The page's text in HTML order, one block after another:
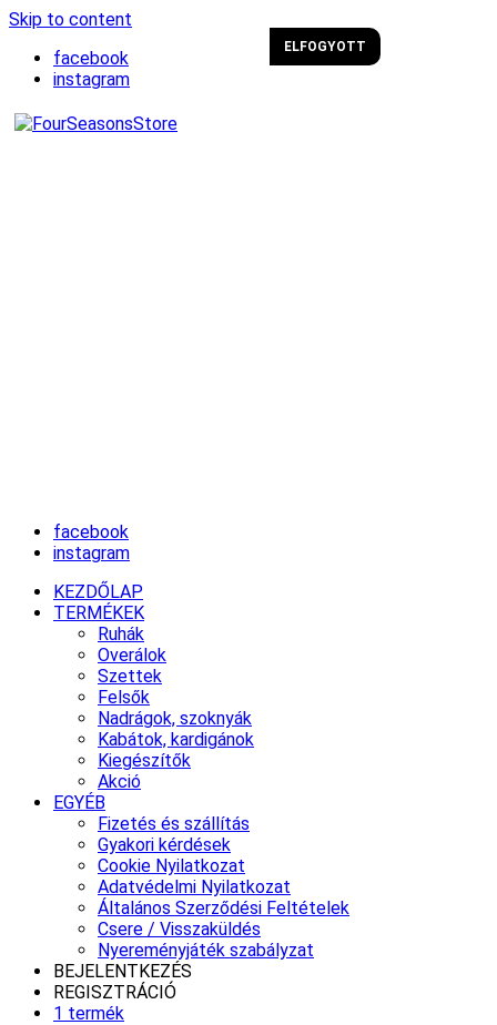
Skip to content
facebook
instagram
facebook
instagram
KEZDŐLAP
TERMÉKEK
Ruhák
Overálok
Szettek
Felsők
Nadrágok, szoknyák
Kabátok, kardigánok
Kiegészítők
Akció
EGYÉB
Fizetés és szállítás
Gyakori kérdések
Cookie Nyilatkozat
Adatvédelmi Nyilatkozat
Általános Szerződési Feltételek
Csere / Visszaküldés
Nyereményjáték szabályzat
BEJELENTKEZÉS
REGISZTRÁCIÓ
1 termék
ELFOGYOTT